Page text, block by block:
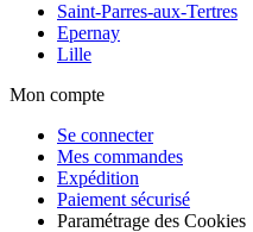
Saint-Parres-aux-Tertres
Epernay
Lille
Mon compte
Se connecter
Mes commandes
Expédition
Paiement sécurisé
Paramétrage des Cookies